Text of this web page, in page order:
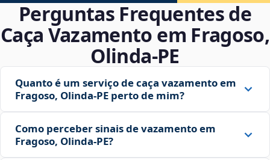
Perguntas Frequentes de
Caça Vazamento em Fragoso,
Olinda‑PE
Quanto é um serviço de caça vazamento em
Fragoso, Olinda‑PE perto de mim?
Como perceber sinais de vazamento em
Fragoso, Olinda‑PE?